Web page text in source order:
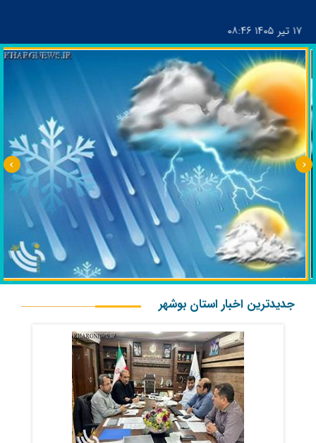
۱۷ تیر ۱۴۰۵ ۰۸:۴۶
جدیدترین اخبار استان بوشهر